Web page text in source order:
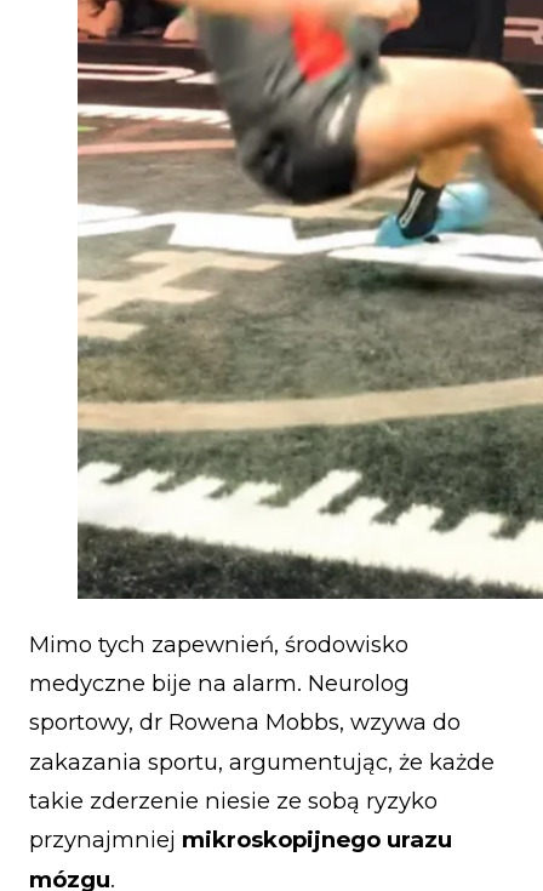
Mimo tych zapewnień, środowisko
medyczne bije na alarm. Neurolog
sportowy, dr Rowena Mobbs, wzywa do
zakazania sportu, argumentując, że każde
takie zderzenie niesie ze sobą ryzyko
przynajmniej mikroskopijnego urazu
mózgu.